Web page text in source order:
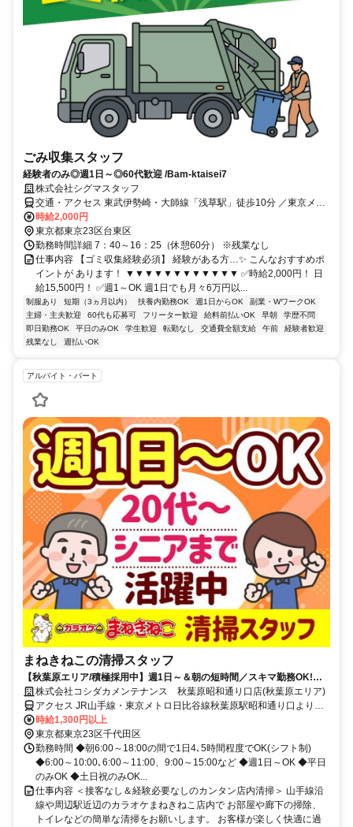
ごみ収集スタッフ
経験者のみ◎週1日～◎60代歓迎 /Bam-ktaisei7
株式会社シグマスタッフ
交通・アクセス 東武伊勢崎・大師線「浅草駅」徒歩10分 ／東京メト
ロ銀座線「浅草駅」徒歩10分 ／つくばエクスプレス「浅草駅」徒歩
10分
時給2,000円
東京都東京23区台東区
勤務時間詳細 7：40～16：25（休憩60分） ※残業なし
仕事内容 【ゴミ収集経験必須】 経験がある方…✨ こんなおすすめポ
イントが あります！ ▼▼▼▼▼▼▼▼▼▼▼▼ ✅時給2,000円！ 日
給15,500円！ ✅週1～OK 週1日でも月々6万円以...
制服あり 短期（3ヵ月以内） 扶養内勤務OK 週1日からOK
副業・WワークOK
主婦・主夫歓迎
60代も応募可 フリーター歓迎 給料前払いOK 早朝
学歴不問
即日勤務OK
平日のみOK 学生歓迎 転勤なし 交通費全額支給 午前
経験者歓迎
残業なし
週払いOK
アルバイト・パート
まねきねこの清掃スタッフ
【秋葉原エリア/積極採用中】週1日～＆朝の短時間／スキマ勤務OK!接
客ナシ♪未経験歓迎!初バイト・初パートにもピッタリ★簡単もくもくお
掃除専属スタッフ!
株式会社コシダカメンテナンス 秋葉原昭和通り口店(秋葉原エリア)
アクセス JR山手線・東京メトロ日比谷線秋葉原駅昭和通り口より徒
歩1分
時給1,300円以上
東京都東京23区千代田区
勤務時間 ◆朝6:00～18:00の間で1日4､5時間程度でOK(シフト制)
◆6:00～10:00､6:00～11:00、9:00～15:00など ◆週1日～OK ◆平日
のみOK ◆土日祝のみOK...
仕事内容 ＜接客なし＆経験必要なしのカンタン店内清掃＞ 山手線沿
線や周辺駅近辺のカラオケまねきねこ店内で お部屋や廊下の掃除、
トイレなどの簡単な清掃をお願いします。 お客様が楽しく快適に過